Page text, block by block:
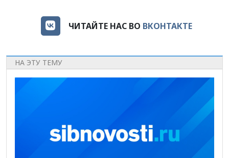
ЧИТАЙТЕ НАС ВО ВКОНТАКТЕ
НА ЭТУ ТЕМУ